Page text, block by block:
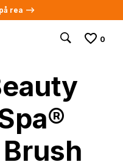
rea -->
0